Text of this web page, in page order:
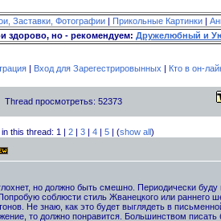
Заставки, Фотографии | Прикольные Картинки |
здорово, но - рекомендуем: Дружелюбный и
| Вход для Зарегестрировынных | Кто в он-
Thread просмотретьs: 52373
this thread: 1 | 2| 3| 4| 5| (show all)
но должно быть смешно. Периодически
соблюсти стиль Жванецкого или раннего
Не знаю, как это будет выглядеть в
то должно понравится. Большинством писать